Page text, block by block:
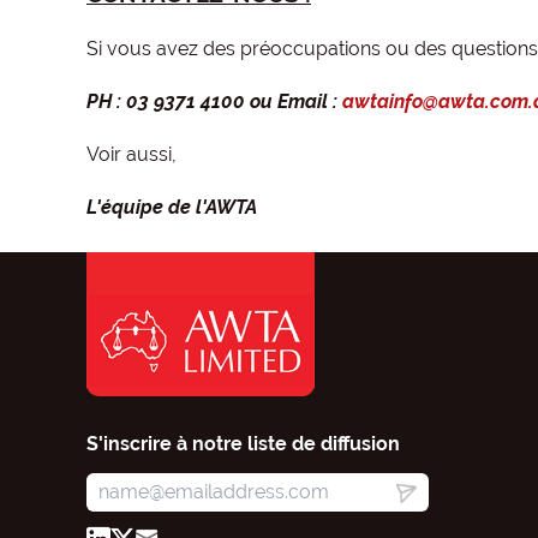
Si vous avez des préoccupations ou des
PH : 03 9371 4100 ou Email :
Voir aussi,
L'équipe de l'AWTA
S'inscrire à notre liste de diffusion